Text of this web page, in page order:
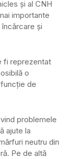
și al CNH
importante
și
fi reprezentat
o
de
problemele
ajute la
neutru din
Pe de altă